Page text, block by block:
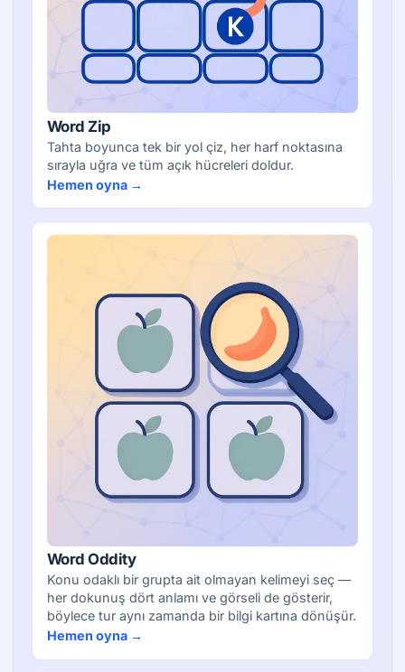
Word Zip
Tahta boyunca tek bir yol çiz, her harf noktasına
sırayla uğra ve tüm açık hücreleri doldur.
Hemen oyna →
Word Oddity
Konu odaklı bir grupta ait olmayan kelimeyi seç —
her dokunuş dört anlamı ve görseli de gösterir,
böylece tur aynı zamanda bir bilgi kartına dönüşür.
Hemen oyna →